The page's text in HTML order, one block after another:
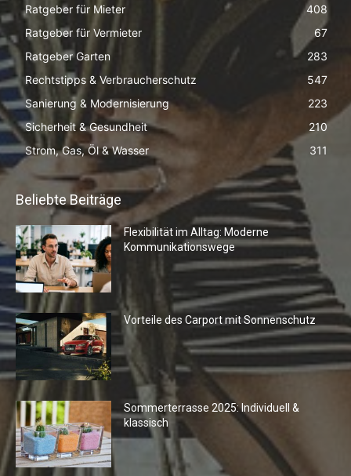
Ratgeber für Mieter
408
Ratgeber für Vermieter
67
Ratgeber Garten
283
Rechtstipps & Verbraucherschutz
547
Sanierung & Modernisierung
223
Sicherheit & Gesundheit
210
Strom, Gas, Öl & Wasser
311
Beliebte Beiträge
Flexibilität im Alltag: Moderne
Kommunikationswege
Vorteile des Carport mit Sonnenschutz
Sommerterrasse 2025: Individuell &
klassisch